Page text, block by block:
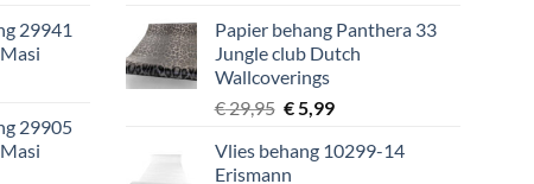
29941
29905
was:
€ 34,95.
is:
€ 5,99.
Papier behang Panthera 33
Jungle club Dutch
Wallcoverings
€29,95 Oorspronkelijke
was:
€5,99Huidige
is:
Vlies behang 10299-14
Erismann